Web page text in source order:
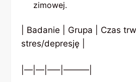
zimowej.
| Badanie | Grupa | Czas
stres/depresję |
|—|—|—–|———|